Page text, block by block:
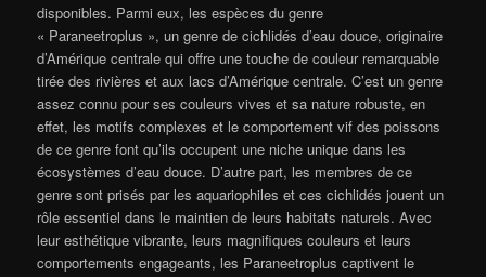
disponibles. Parmi eux, les espèces du genre
« Paraneetroplus », un genre de cichlidés d’eau douce, originaire
d’Amérique centrale qui offre une touche de couleur remarquable
tirée des rivières et aux lacs d’Amérique centrale. C’est un genre
assez connu pour ses couleurs vives et sa nature robuste, en
effet, les motifs complexes et le comportement vif des poissons
de ce genre font qu’ils occupent une niche unique dans les
écosystèmes d’eau douce. D’autre part, les membres de ce
genre sont prisés par les aquariophiles et ces cichlidés jouent un
rôle essentiel dans le maintien de leurs habitats naturels. Avec
leur esthétique vibrante, leurs magnifiques couleurs et leurs
comportements engageants, les Paraneetroplus captivent le